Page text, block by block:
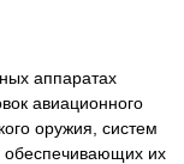
аппаратах
авиационного
оружия, систем
их